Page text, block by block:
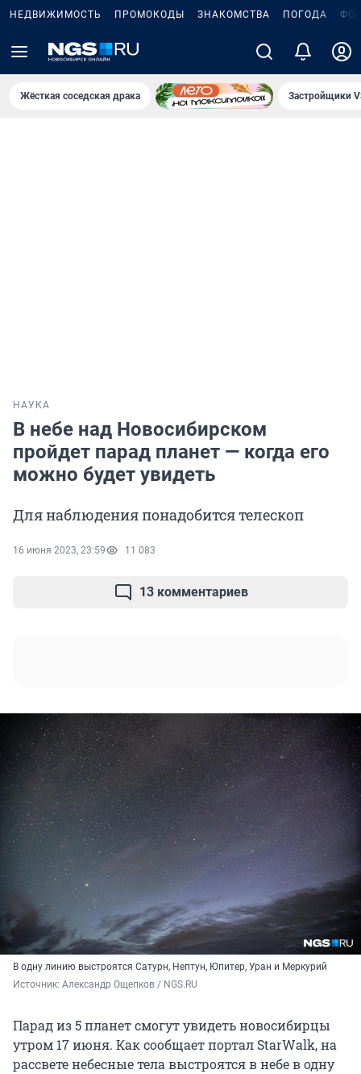
НЕДВИЖИМОСТЬ ПРОМОКОДЫ ЗНАКОМСТВА ПОГОДА
Жёсткая соседская драка Застройщики
НАУКА
В небе над Новосибирском
пройдет парад планет — когда его
можно будет увидеть
Для наблюдения понадобится телескоп
16 июня 2023, 23:59 11 083
13 комментариев
В одну линию выстроятся Сатурн, Нептун, Юпитер, Уран и Меркурий
Источник: Александр Ощепков / NGS.RU
Парад из 5 планет смогут увидеть новосибирцы
утром 17 июня. Как сообщает портал StarWalk, на
рассвете небесные тела выстроятся в небе в одну